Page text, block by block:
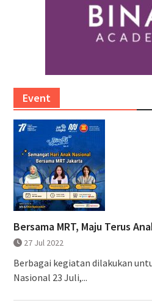
Event
Bersama MRT, Maju Terus
27 Jul 2022
Berbagai kegiatan dilakukan
Nasional 23 Juli,...